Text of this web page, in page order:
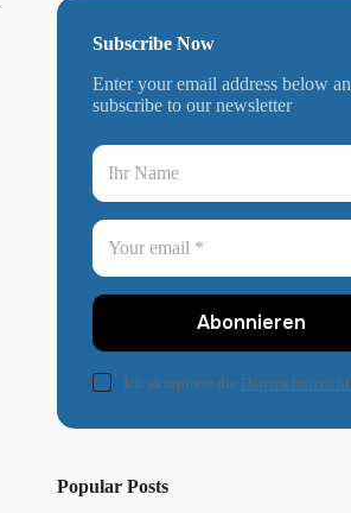
Subscribe Now
Enter your email address below
subscribe to our newsletter
Abonnieren
Ich akzeptiere die
Popular Posts